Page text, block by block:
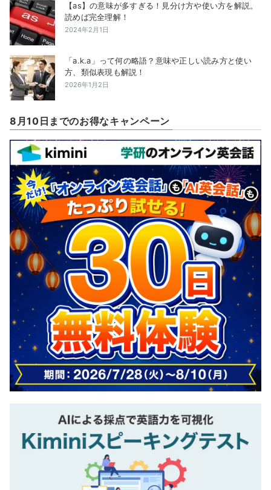
【as】の意味が多すぎる！見分け方や使い方を解説。
読めば完全理解！
2024年2月1日
「a.k.a」って何の略語？意味や正しい読み方と使い
方、類似表現も解説！
2026年1月2日
8月10日までのお得なキャンペーン